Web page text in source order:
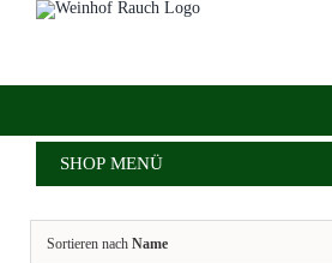
SHOP MENÜ
Sortieren nach Name